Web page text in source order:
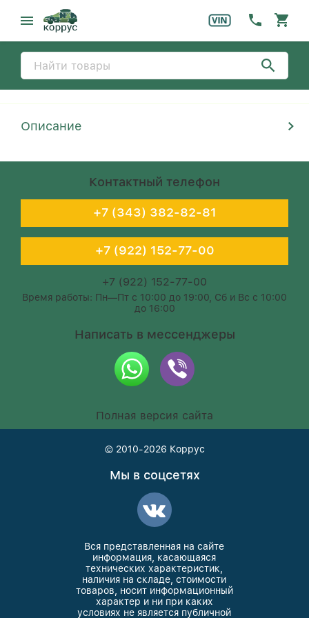
Описание
Контактный телефон
+7 (343) 382-82-81
+7 (922) 152-77-00
+7 (922) 152-77-00
Время работы: Пн—Пт с 10:00 до 19:00, Сб и Вс с 10:00
до 16:00
Написать в мессенджеры
Полная версия сайта
© 2010-2026 Коррус
Мы в соцсетях
Вся представленная на сайте
информация, касающаяся
технических характеристик,
наличия на складе, стоимости
товаров, носит информационный
характер и ни при каких
условиях не является публичной